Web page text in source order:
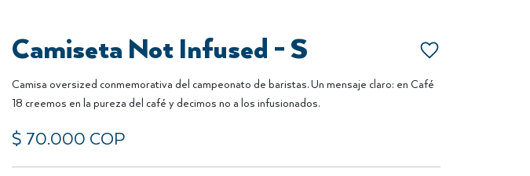
Camiseta Not Infused - S
Camisa oversized conmemorativa del campeonato de baristas. Un mensaje claro: en Café
18 creemos en la pureza del café y decimos no a los infusionados.
$ 70.000 COP